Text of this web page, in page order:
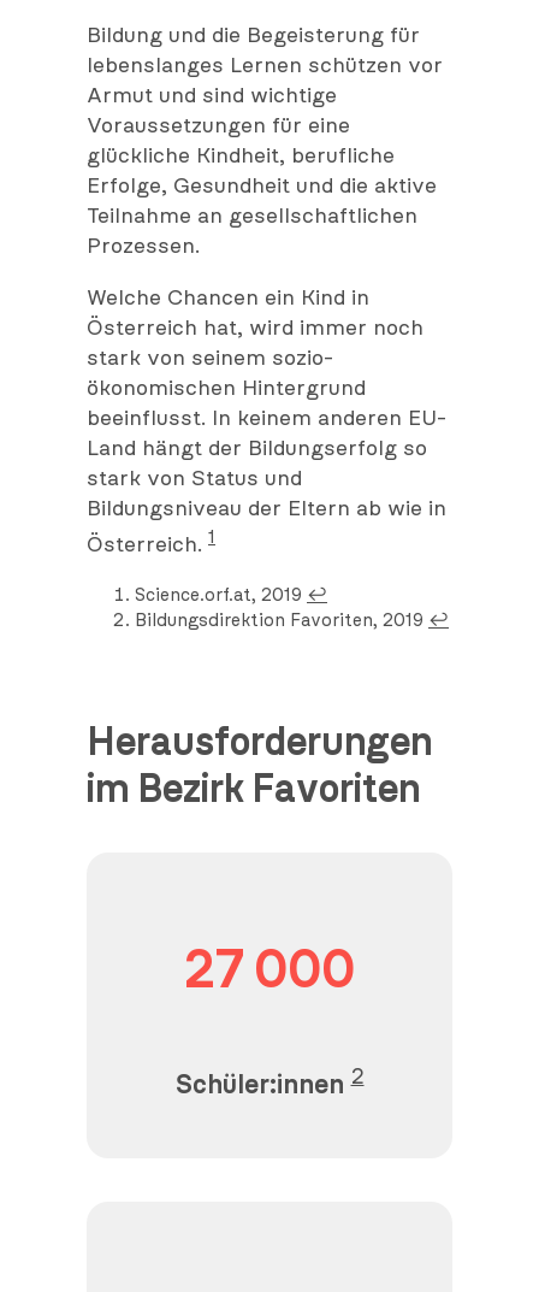
Bildung und die Begeisterung für
lebenslanges Lernen schützen vor
Armut und sind wichtige
Voraussetzungen für eine
glückliche Kindheit, berufliche
Erfolge, Gesundheit und die aktive
Teilnahme an gesellschaftlichen
Prozessen.
Welche Chancen ein Kind in
Österreich hat, wird immer noch
stark von seinem sozio-
ökonomischen Hintergrund
beeinflusst. In keinem anderen EU-
Land hängt der Bildungserfolg so
stark von Status und
Bildungsniveau der Eltern ab wie in
Österreich. 1
Science.orf.at, 2019 ↩︎
Bildungsdirektion Favoriten, 2019 ↩︎
Herausforderungen
im Bezirk Favoriten
27 000
Schüler:innen 2